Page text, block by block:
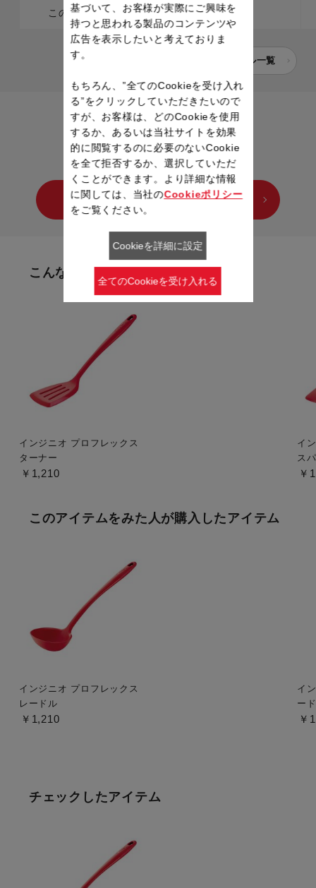
このページの製品
キッチンツール一覧
他のシリーズもチェックする
こんなアイテムもみています
インジニオ プロフレックス
ターナー
￥1,210
イ
ス
￥
このアイテムをみた人が購入したアイテム
インジニオ プロフレックス
レードル
￥1,210
イ
ード
￥
チェックしたアイテム
基づいて、お客様が実際にご興味を
持つと思われる製品のコンテンツや
広告を表示したいと考えておりま
す。
もちろん、”全てのCookieを受け入れ
る”をクリックしていただきたいので
すが、お客様は、どのCookieを使用
するか、あるいは当社サイトを効果
的に閲覧するのに必要のないCookie
を全て拒否するか、選択していただ
くことができます。より詳細な情報
に関しては、当社のCookieポリシー
をご覧ください。
Cookieを詳細に設定
全てのCookieを受け入れる